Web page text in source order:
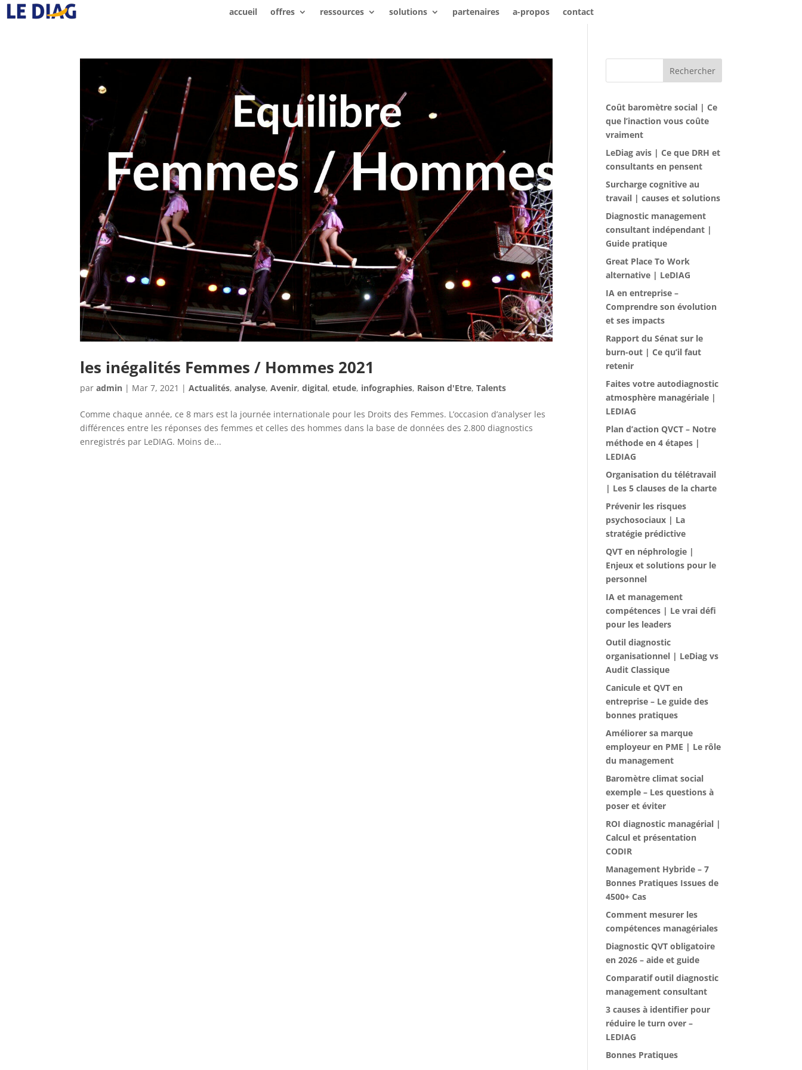
accueil offres ressources solutions partenaires a-propos contact
les inégalités Femmes / Hommes 2021
paradmin | Mar 7, 2021 |Actualités,analyse,Avenir,digital,etude, infographies, Raison d'Etre,Talents
Comme chaque année, ce 8 mars est la journée internationale pour les Droits des Femmes. L’occasion d’analyser les
différences entre les réponses des femmes et celles des hommes dans la base de données des 2.800 diagnostics
enregistrés par LeDIAG. Moins de...
Rechercher
Coût baromètre social | Ce
que l’inaction vous coûte
vraiment
LeDiag avis | Ce que DRH et
consultants en pensent
Surcharge cognitive au
travail | causes et solutions
Diagnostic management
consultant indépendant |
Guide pratique
Great Place To Work
alternative | LeDIAG
IA en entreprise –
Comprendre son évolution
et ses impacts
Rapport du Sénat sur le
burn-out | Ce qu’il faut
retenir
Faites votre autodiagnostic
atmosphère managériale |
LEDIAG
Plan d’action QVCT – Notre
méthode en 4 étapes |
LEDIAG
Organisation du télétravail
| Les 5 clauses de la charte
Prévenir les risques
psychosociaux | La
stratégie prédictive
QVT en néphrologie |
Enjeux et solutions pour le
personnel
IA et management
compétences | Le vrai défi
pour les leaders
Outil diagnostic
organisationnel | LeDiag vs
Audit Classique
Canicule et QVT en
entreprise – Le guide des
bonnes pratiques
Améliorer sa marque
employeur en PME | Le rôle
du management
Baromètre climat social
exemple – Les questions à
poser et éviter
ROI diagnostic managérial |
Calcul et présentation
CODIR
Management Hybride – 7
Bonnes Pratiques Issues de
4500+ Cas
Comment mesurer les
compétences managériales
Diagnostic QVT obligatoire
en 2026 – aide et guide
Comparatif outil diagnostic
management consultant
3 causes à identifier pour
réduire le turn over –
LEDIAG
Bonnes Pratiques